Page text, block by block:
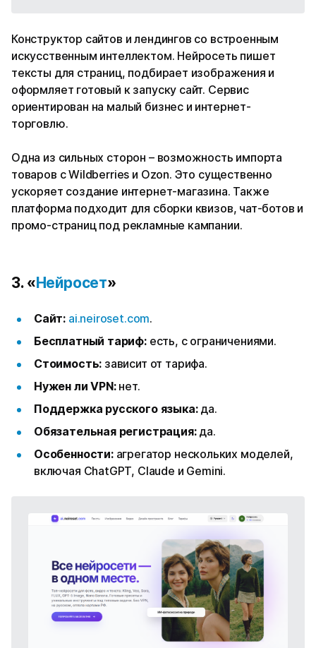
Конструктор сайтов и лендингов со встроенным
искусственным интеллектом. Нейросеть пишет
тексты для страниц, подбирает изображения и
оформляет готовый к запуску сайт. Сервис
ориентирован на малый бизнес и интернет-
торговлю.
Одна из сильных сторон – возможность импорта
товаров с Wildberries и Ozon. Это существенно
ускоряет создание интернет-магазина. Также
платформа подходит для сборки квизов, чат-ботов и
промо-страниц под рекламные кампании.
3. « Нейросет»
Сайт: ai.neiroset.com.
Бесплатный тариф: есть, с ограничениями.
Стоимость: зависит от тарифа.
Нужен ли VPN: нет.
Поддержка русского языка:да.
Обязательная регистрация: да.
Особенности:агрегатор нескольких моделей,
включая ChatGPT, Claude и Gemini.